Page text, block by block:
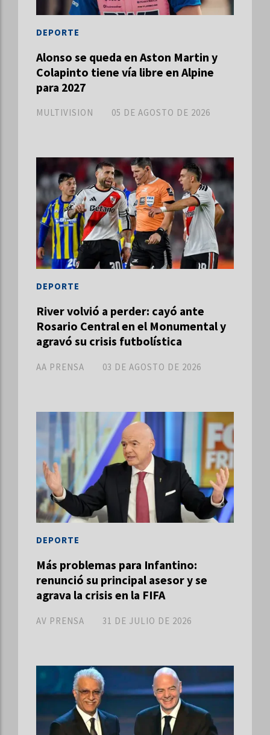
Alonso se queda en Aston Martin y
Colapinto tiene vía libre en Alpine
para 2027
MULTIVISION
DEPORTE
05 DE AGOSTO DE 2026
River volvió a perder: cayó ante
Rosario Central en el Monumental y
agravó su crisis futbolística
AA PRENSA
DEPORTE
03 DE AGOSTO DE 2026
Más problemas para Infantino:
renunció su principal asesor y se
agrava la crisis en la FIFA
AV PRENSA
DEPORTE
31 DE JULIO DE 2026